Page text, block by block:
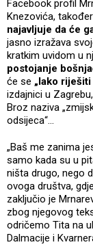
Facebook profil
Knezovića,
najavljuje da će
jasno izražava
kratkim uvidom u
postojanje
će se „lako
izdajnici u
Broz naziva
odsijeca“…
„Baš me zanima
samo kada su u
ništa drugo, nego
ovoga društva,
zaključio je
zbog njegovog
odričemo Tita na
Dalmacije i